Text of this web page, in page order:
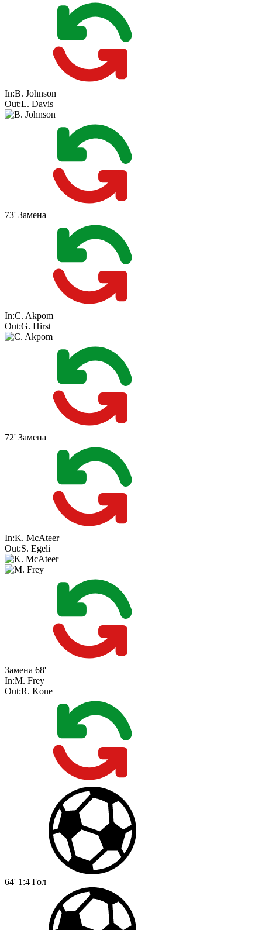
In:B. Johnson
Out:L. Davis
73' Замена
In:C. Akpom
Out:G. Hirst
72' Замена
In:K. McAteer
Out:S. Egeli
Замена 68'
In:M. Frey
Out:R. Kone
64' 1:4 Гол